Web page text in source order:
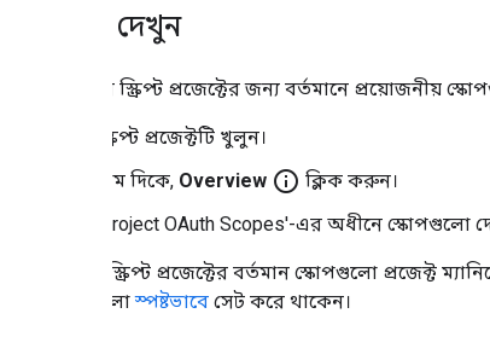
স্কোপ দেখুন
আপনার স্ক্রিপ্ট প্রজেক্টের জন্য বর্তমানে প্রয়োজনীয়
স্ক্রিপ্ট প্রজেক্টটি খুলুন।
বাম দিকে, Overview info_outline ক্লিক করুন।
'Project OAuth Scopes'-এর অধীনে স্কোপগুলো
আপনি স্ক্রিপ্ট প্রজেক্টের বর্তমান স্কোপগুলো প্রজেক্ট
স্কোপগুলোস্পষ্টভাবে সেট করে থাকেন।